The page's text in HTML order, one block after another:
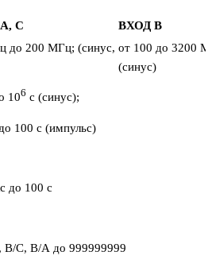
С
ВХОД В
до 200 МГц; (синус, от 100 до 3200
(синус)
106 с (синус);
100 с (импульс)
до 100 с
С, В/А до 999999999